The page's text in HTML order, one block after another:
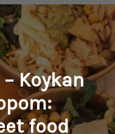
Koykan
food